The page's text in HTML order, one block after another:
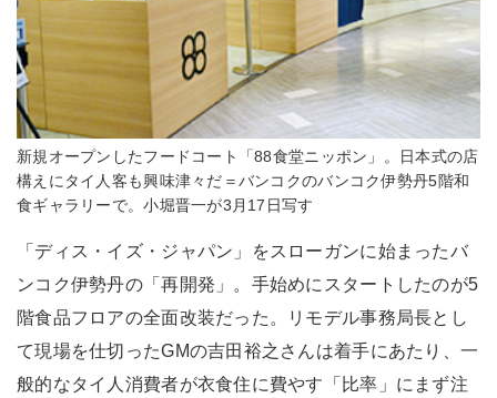
新規オープンしたフードコート「88食堂ニッポン」。日本式の店
構えにタイ人客も興味津々だ＝バンコクのバンコク伊勢丹5階和
食ギャラリーで。小堀晋一が3月17日写す
「ディス・イズ・ジャパン」をスローガンに始まったバ
ンコク伊勢丹の「再開発」。手始めにスタートしたのが5
階食品フロアの全面改装だった。リモデル事務局長とし
て現場を仕切ったGMの吉田裕之さんは着手にあたり、一
般的なタイ人消費者が衣食住に費やす「比率」にまず注